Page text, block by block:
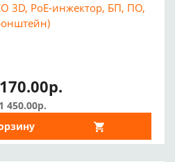
3D, PoE-инжектор, БП, ПО,
450.00р.